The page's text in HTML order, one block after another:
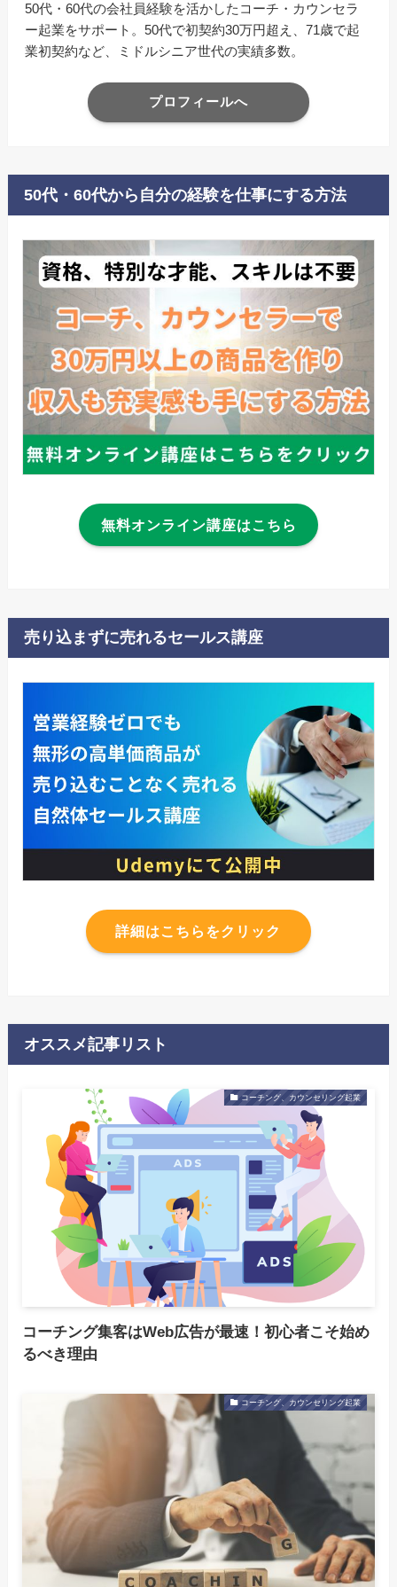
50代・60代の会社員経験を活かしたコーチ・カウンセラ
ー起業をサポート。50代で初契約30万円超え、71歳で起
業初契約など、ミドルシニア世代の実績多数。
プロフィールへ
50代・60代から自分の経験を仕事にする方法
無料オンライン講座はこちら
売り込まずに売れるセールス講座
詳細はこちらをクリック
オススメ記事リスト
コーチング、カウンセリング起業
コーチング集客はWeb広告が最速！初心者こそ始め
るべき理由
コーチング、カウンセリング起業